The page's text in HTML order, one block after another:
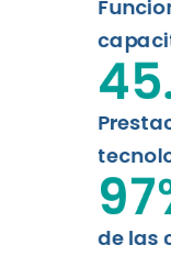
de las
97